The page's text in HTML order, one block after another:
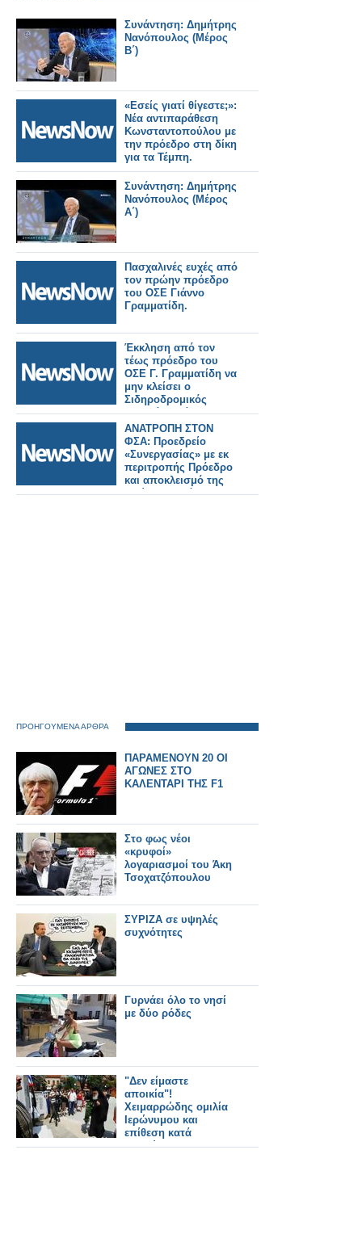
Συνάντηση: Δημήτρης
Νανόπουλος (Μέρος
Β΄)
«Εσείς γιατί θίγεστε;»:
Νέα αντιπαράθεση
Κωνσταντοπούλου με
την πρόεδρο στη δίκη
για τα Τέμπη.
Συνάντηση: Δημήτρης
Νανόπουλος (Μέρος
Α΄)
Πασχαλινές ευχές από
τον πρώην πρόεδρο
του ΟΣΕ Γιάννο
Γραμματίδη.
Έκκληση από τον
τέως πρόεδρο του
ΟΣΕ Γ. Γραμματίδη να
μην κλείσει ο
Σιδηροδρομικός
Σταθμός Δράμας
ΑΝΑΤΡΟΠΗ ΣΤΟΝ
ΦΣΑ: Προεδρείο
«Συνεργασίας» με εκ
περιτροπής Πρόεδρο
και αποκλεισμό της
Πρώτης Παράταξης
ΠΡΟΗΓΟΥΜΕΝΑ ΑΡΘΡΑ
ΠΑΡΑΜΕΝΟΥΝ 20 ΟΙ
ΑΓΩΝΕΣ ΣΤΟ
ΚΑΛΕΝΤΑΡΙ ΤΗΣ F1
Στο φως νέοι
«κρυφοί»
λογαριασμοί του Άκη
Τσοχατζόπουλου
ΣΥΡΙΖΑ σε υψηλές
συχνότητες
Γυρνάει όλο το νησί
με δύο ρόδες
"Δεν είμαστε
αποικία"!
Χειμαρρώδης ομιλία
Ιερώνυμου και
επίθεση κατά
Ρεπούση